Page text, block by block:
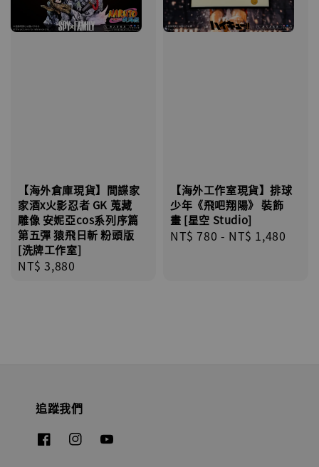
【海外倉庫現貨】間諜家
家酒x火影忍者 GK 蒐藏
雕像 安妮亞cos系列序篇
第五彈 猿飛日斬 粉頭版
[洗牌工作室]
Regular
NT$ 3,880
【海外工作室現貨】排球
少年《飛吧翔陽》 裝飾
畫 [星空 Studio]
Regular
NT$ 780 - NT$ 1,480
追蹤我們